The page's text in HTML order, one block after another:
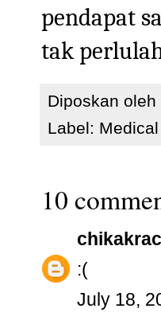
pendapat
tak
Diposkan oleh
Label:
10
:(
July 18,